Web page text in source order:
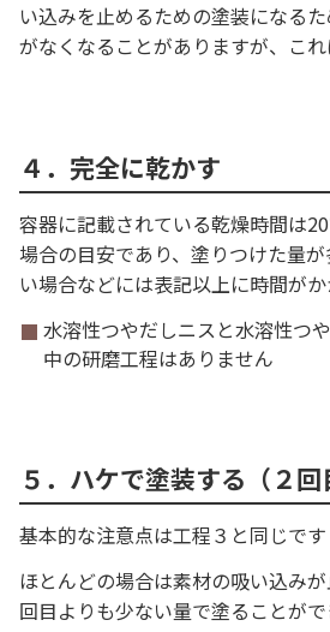
い込みを止めるための塗装になる
がなくなることがありますが、こ
４．完全に乾かす
容器に記載されている乾燥時間は
場合の目安であり、塗りつけた量
い場合などには表記以上に時間が
水溶性つやだしニスと水溶性つ
中の研磨工程はありません
５．ハケで塗装する（２回
基本的な注意点は工程３と同じです
ほとんどの場合は素材の吸い込み
回目よりも少ない量で塗ることが